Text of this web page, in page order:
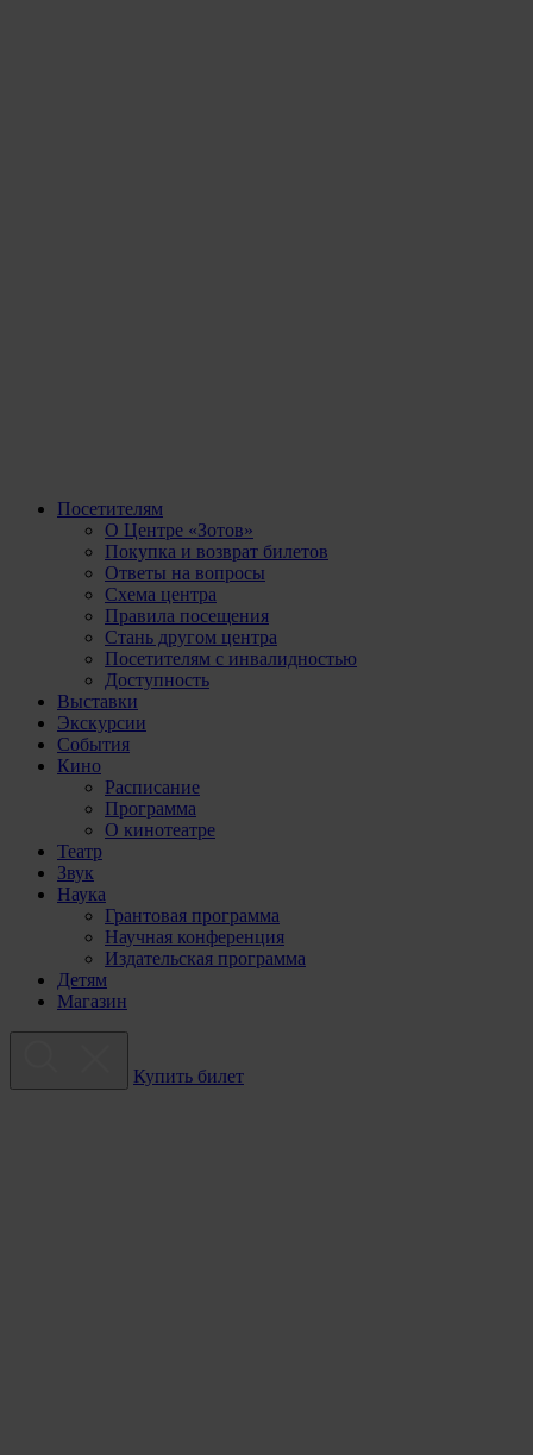
Посетителям
О Центре «Зотов»
Покупка и возврат билетов
Ответы на вопросы
Схема центра
Правила посещения
Стань другом центра
Посетителям с инвалидностью
Доступность
Выставки
Экскурсии
События
Кино
Расписание
Программа
О кинотеатре
Театр
Звук
Наука
Грантовая программа
Научная конференция
Издательская программа
Детям
Магазин
Купить билет